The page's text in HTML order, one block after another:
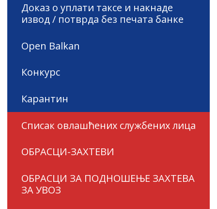
Доказ о уплати таксе и накнаде
извод / потврда без печата банке
Open Balkan
Конкурс
Карантин
Списак овлашћених службених лица
ОБРАСЦИ-ЗАХТЕВИ
ОБРАСЦИ ЗА ПОДНОШЕЊЕ ЗАХТЕВА
ЗА УВОЗ